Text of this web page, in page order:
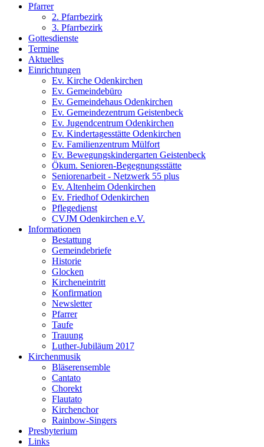
Pfarrer
2. Pfarrbezirk
3. Pfarrbezirk
Gottesdienste
Termine
Aktuelles
Einrichtungen
Ev. Kirche Odenkirchen
Ev. Gemeindebüro
Ev. Gemeindehaus Odenkirchen
Ev. Gemeindezentrum Geistenbeck
Ev. Jugendcentrum Odenkirchen
Ev. Kindertagesstätte Odenkirchen
Ev. Familienzentrum Mülfort
Ev. Bewegungskindergarten Geistenbeck
Ökum. Senioren-Begegnungsstätte
Seniorenarbeit - Netzwerk 55 plus
Ev. Altenheim Odenkirchen
Ev. Friedhof Odenkirchen
Pflegedienst
CVJM Odenkirchen e.V.
Informationen
Bestattung
Gemeindebriefe
Historie
Glocken
Kircheneintritt
Konfirmation
Newsletter
Pfarrer
Taufe
Trauung
Luther-Jubiläum 2017
Kirchenmusik
Bläserensemble
Cantato
Chorekt
Flautato
Kirchenchor
Rainbow-Singers
Presbyterium
Links